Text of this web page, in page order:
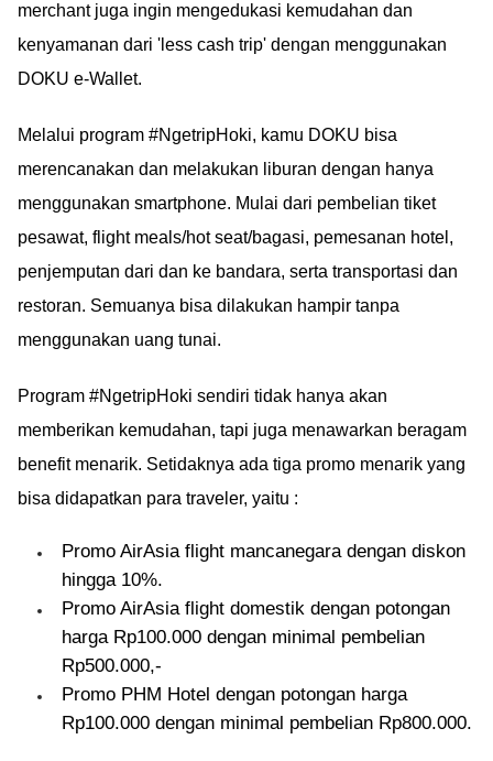
merchant juga ingin mengedukasi kemudahan dan
kenyamanan dari 'less cash trip' dengan menggunakan
DOKU e-Wallet.
Melalui program #NgetripHoki, kamu DOKU bisa
merencanakan dan melakukan liburan dengan hanya
menggunakan smartphone. Mulai dari pembelian tiket
pesawat, flight meals/hot seat/bagasi, pemesanan hotel,
penjemputan dari dan ke bandara, serta transportasi dan
restoran. Semuanya bisa dilakukan hampir tanpa
menggunakan uang tunai.
Program #NgetripHoki sendiri tidak hanya akan
memberikan kemudahan, tapi juga menawarkan beragam
benefit menarik. Setidaknya ada tiga promo menarik yang
bisa didapatkan para traveler, yaitu :
Promo AirAsia flight mancanegara dengan diskon
hingga 10%.
Promo AirAsia flight domestik dengan potongan
harga Rp100.000 dengan minimal pembelian
Rp500.000,-
Promo PHM Hotel dengan potongan harga
Rp100.000 dengan minimal pembelian Rp800.000.